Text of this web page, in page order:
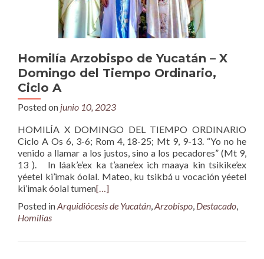
Homilía Arzobispo de Yucatán – X
Domingo del Tiempo Ordinario,
Ciclo A
Posted on junio 10, 2023
HOMILÍA X DOMINGO DEL TIEMPO ORDINARIO
Ciclo A Os 6, 3-6; Rom 4, 18-25; Mt 9, 9-13. “Yo no he
venido a llamar a los justos, sino a los pecadores” (Mt 9,
13 ). In láak’e’ex ka t’aane’ex ich maaya kin tsikike’ex
yéetel ki’imak óolal. Mateo, ku tsikbá u vocación yéetel
ki’imak óolal tumen[…]
Posted inArquidiócesis de Yucatán,Arzobispo, Destacado,
Homilías